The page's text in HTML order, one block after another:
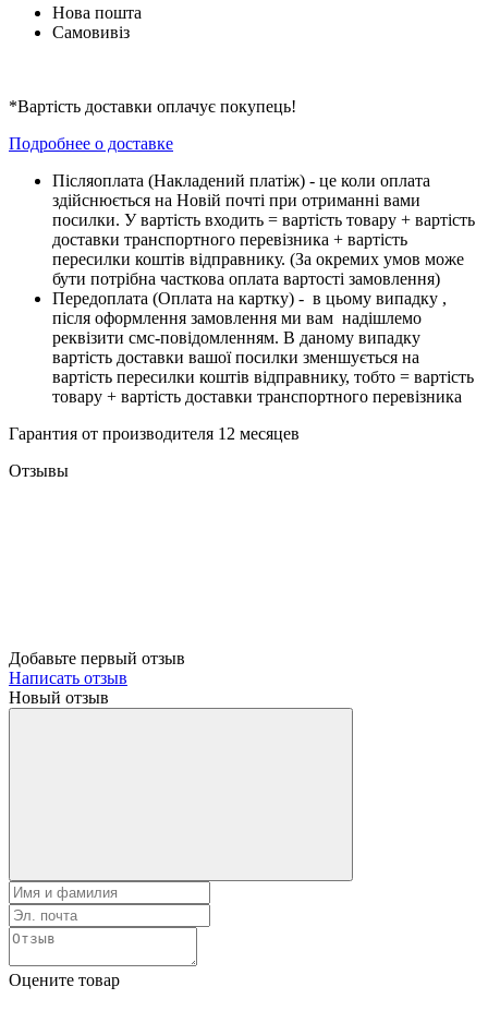
Нова пошта
Самовивіз
*Вартість доставки оплачує покупець!
Подробнее о доставке
Піcляоплата (Накладений платіж) - це коли оплата
здійснюється на Новій почті при отриманні вами
посилки. У вартість входить = вартість товару + вартість
доставки транспортного перевізника + вартість
пересилки коштів відправнику. (За окремих умов може
бути потрібна часткова оплата вартості замовлення)
Передоплата (Оплата на картку) - в цьому випадку ,
після оформлення замовлення ми вам надішлемо
реквізити смс-повідомленням. В даному випадку
вартість доставки вашої посилки зменшується на
вартість пересилки коштів відправнику, тобто = вартість
товару + вартість доставки транспортного перевізника
Гарантия от производителя 12 месяцев
Отзывы
Добавьте первый отзыв
Написать отзыв
Новый отзыв
Оцените товар